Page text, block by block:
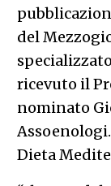
del
specializzato
ricevuto il
nominato
Dieta